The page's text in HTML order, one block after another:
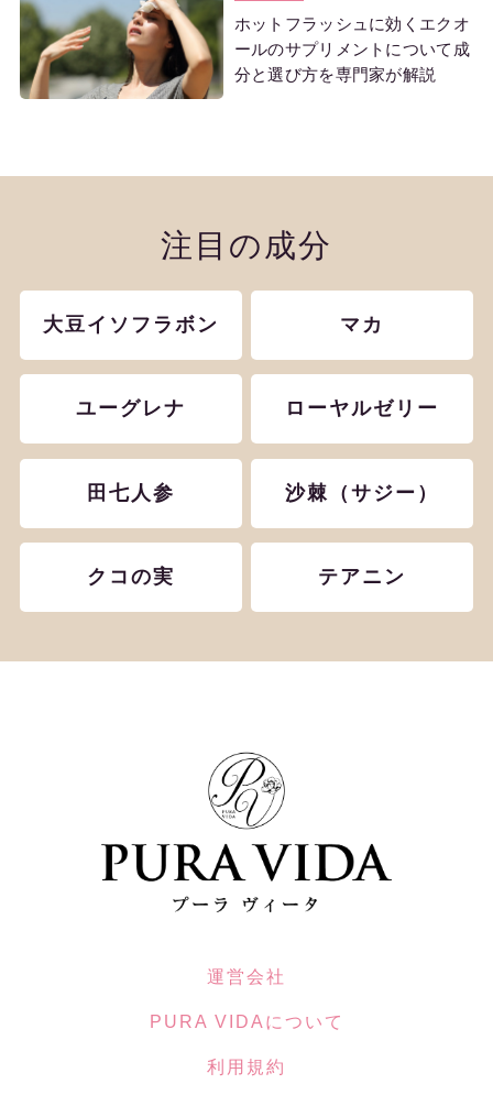
ホットフラッシュに効くエクオ
ールのサプリメントについて成
分と選び方を専門家が解説
注目の成分
大豆イソフラボン マカ
ユーグレナ ローヤルゼリー
田七人参 沙棘（サジー）
クコの実 テアニン
運営会社
PURA VIDAについて
利用規約